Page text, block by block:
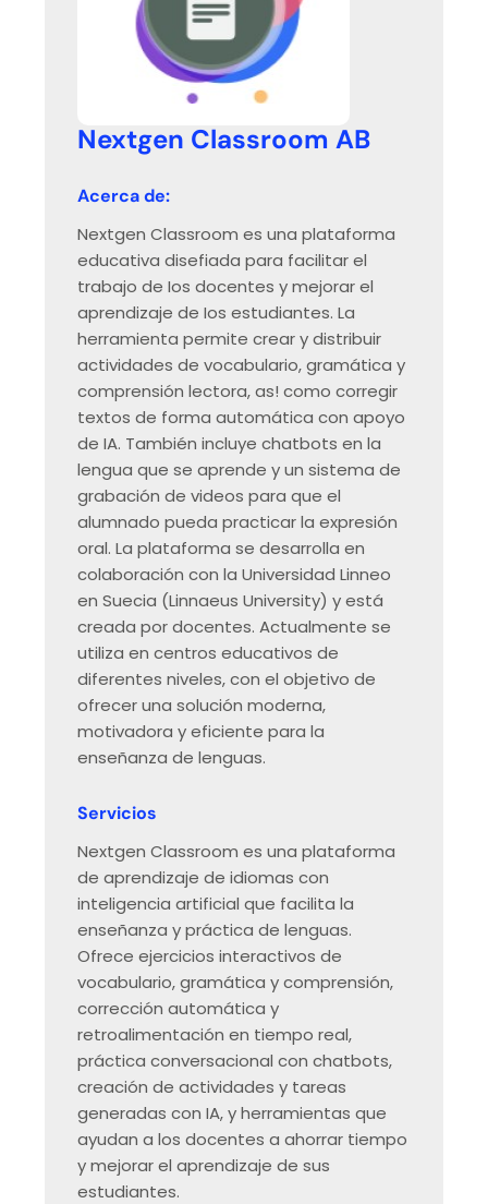
Nextgen Classroom AB
Acerca de:
Nextgen Classroom es una plataforma
educativa disefiada para facilitar el
trabajo de Ios docentes y mejorar el
aprendizaje de Ios estudiantes. La
herramienta permite crear y distribuir
actividades de vocabulario, gramática y
comprensión lectora, as! como corregir
textos de forma automática con apoyo
de IA. También incluye chatbots en la
lengua que se aprende y un sistema de
grabación de videos para que el
alumnado pueda practicar la expresión
oral. La plataforma se desarrolla en
colaboración con la Universidad Linneo
en Suecia (Linnaeus University) y está
creada por docentes. Actualmente se
utiliza en centros educativos de
diferentes niveles, con el objetivo de
ofrecer una solución moderna,
motivadora y eficiente para la
enseñanza de lenguas.
Servicios
Nextgen Classroom es una plataforma
de aprendizaje de idiomas con
inteligencia artificial que facilita la
enseñanza y práctica de lenguas.
Ofrece ejercicios interactivos de
vocabulario, gramática y comprensión,
corrección automática y
retroalimentación en tiempo real,
práctica conversacional con chatbots,
creación de actividades y tareas
generadas con IA, y herramientas que
ayudan a los docentes a ahorrar tiempo
y mejorar el aprendizaje de sus
estudiantes.